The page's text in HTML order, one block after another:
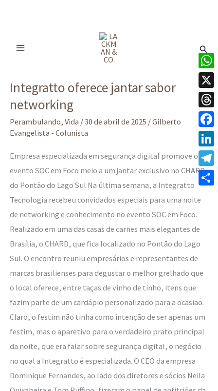
Integratto oferece jantar sabor
networking
Perambulando, Vida /30 de abril de 2025 /Gilberto
Evangelista - Colunista
Empresa especializada em segurança digital promove o
evento SOC em Foco meio a um jantar exclusivo no CHARD
do Pontão do Lago Sul Na última semana, a Integratto
Tecnologia recebeu convidados especiais para uma noite
de networking e conhecimento no evento SOC em Foco.
Realizado em uma das casas de carnes mais elegantes de
Brasília, o CHARD, que fica localizado no Pontão do Lago
Sul. O encontro reuniu empresários e representantes de
marcas brasilienses para degustar o melhor grelhado que
o local oferece, entre taças de vinho de tinho, itens que
fazim parte de um cardápio personalizado para a ocasião.
Claro, o festim não tinha como intenção de ser apenas um
festim, mas o aparetivo para o verdadeiro prato principal
da noite, que era falar sobre segurança digital, o negócio
no qual a Integratto é especializada. O CEO da empresa
Dominique Fernandes, ao lado dos diretores e sócios Neila
oferece
jantar
sabor
networking
X